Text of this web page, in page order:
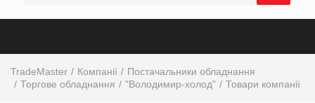
TradeMaster Компанії
Постачальники обладнання
Торгове обладнання
"Володимир-холод" Товари компанії